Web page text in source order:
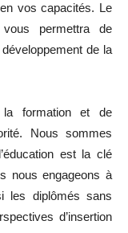
vos capacités. Le
permettra de
de la
formation et de
Nous sommes
est la clé
nous engageons à
les diplômés sans
d’insertion